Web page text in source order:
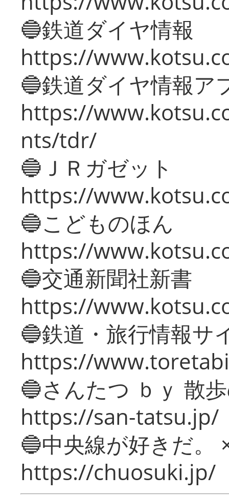
🔵鉄道ダイヤ情報
https://
🔵鉄道ダイヤ情報ア
https://
nts/tdr/
🔵ＪＲガゼット
https://
🔵こどものほん
https://
🔵交通新聞社新書
https://
🔵鉄道・旅行情報サ
https://
🔵さんたつ ｂｙ 散
https://san-tatsu.jp/
🔵中央線が好きだ。
https://chuosuki.jp/